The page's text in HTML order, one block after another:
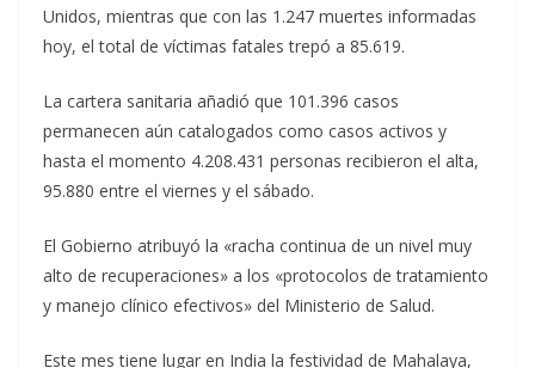
Unidos, mientras que con las 1.247 muertes informadas
hoy, el total de víctimas fatales trepó a 85.619.
La cartera sanitaria añadió que 101.396 casos
permanecen aún catalogados como casos activos y
hasta el momento 4.208.431 personas recibieron el alta,
95.880 entre el viernes y el sábado.
El Gobierno atribuyó la «racha continua de un nivel muy
alto de recuperaciones» a los «protocolos de tratamiento
y manejo clínico efectivos» del Ministerio de Salud.
Este mes tiene lugar en India la festividad de Mahalaya,